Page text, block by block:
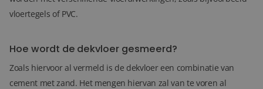
vloertegels of PVC.
Hoe wordt de dekvloer gesmeerd?
Zoals hiervoor al vermeld is de dekvloer een combinatie van
cement met zand. Het mengen hiervan zal van te voren al